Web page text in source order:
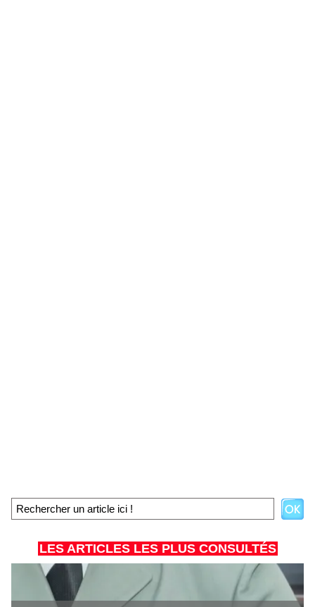
LES ARTICLES LES PLUS CONSULTÉS